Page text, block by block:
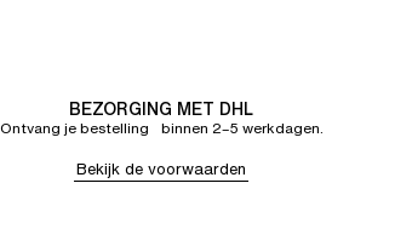
BEZORGING MET DHL
Ontvang je bestelling binnen 2–5 werkdagen.
Bekijk de voorwaarden